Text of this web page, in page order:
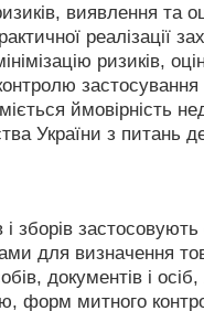
виявлення та
реалізації
ризиків,
застосування
ймовірність
України з питань
зборів
для визначення
документів і осіб,
форм митного